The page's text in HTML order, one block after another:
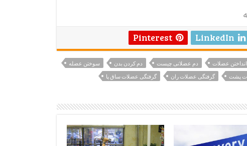
LinkedIn
Pinterest
عضلات دم عضلانی چیست دم کردن بدن
سوختن عضله
پشت
گرفتگی عضلات ران گرفتگی عضلات ساق پا